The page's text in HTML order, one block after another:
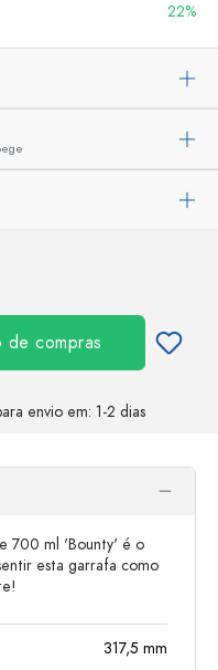
22%
de compras
envio em: 1-2 dias
700 ml 'Bounty' é o
esta garrafa como
317,5 mm